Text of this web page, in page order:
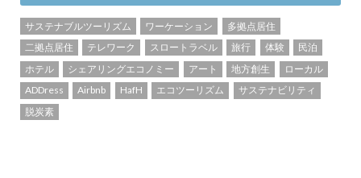
サステナブルツーリズム ワーケーション
多拠点居住
二拠点居住
テレワーク スロートラベル 旅行 体験
民泊
ホテル
シェアリングエコノミー アート 地方創生
ローカル
ADDress
Airbnb HafH エコツーリズム
サステナビリティ
脱炭素